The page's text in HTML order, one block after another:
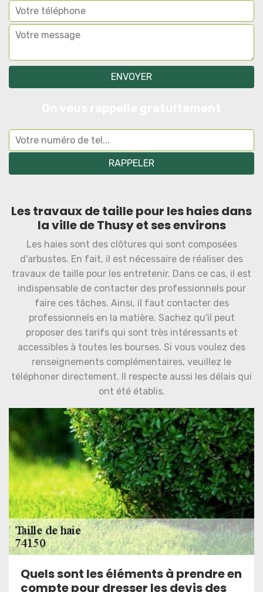
Les travaux de taille pour les haies dans
la ville de Thusy et ses environs
Les haies sont des clôtures qui sont composées
d'arbustes. En fait, il est nécessaire de réaliser des
travaux de taille pour les entretenir. Dans ce cas, il est
indispensable de contacter des professionnels pour
faire ces tâches. Ainsi, il faut contacter des
professionnels en la matière. Sachez qu'il peut
proposer des tarifs qui sont très intéressants et
accessibles à toutes les bourses. Si vous voulez des
renseignements complémentaires, veuillez le
téléphoner directement. Il respecte aussi les délais qui
ont été établis.
Quels sont les éléments à prendre en
compte pour dresser les devis des